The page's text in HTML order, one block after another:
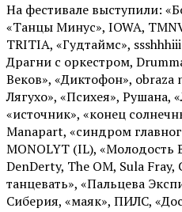
На фестивале выступили:
«Танцы Минус», IOWA,
TRITIA, «Гудтаймс»,
Драгни с оркестром,
Веков», «Диктофон»,
Лягухо», «Психея», Рушана,
«источник», «конец
Manapart, «синдром
MONOLYT (IL), «Молодость
DenDerty, The OM, Sula
танцевать», «Пальцева
Сиберия, «маяк», ПИЛС,